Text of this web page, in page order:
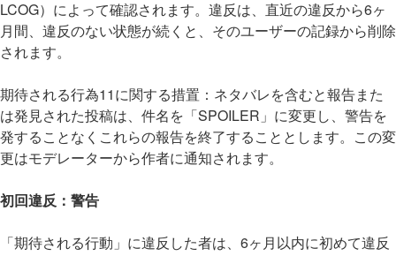
LCOG）によって確認されます。違反は、直近の違反から6ヶ
月間、違反のない状態が続くと、そのユーザーの記録から削除
されます。
期待される行為11に関する措置：ネタバレを含むと報告また
は発見された投稿は、件名を「SPOILER」に変更し、警告を
発することなくこれらの報告を終了することとします。この変
更はモデレーターから作者に通知されます。
初回違反：警告
「期待される行動」に違反した者は、6ヶ月以内に初めて違反